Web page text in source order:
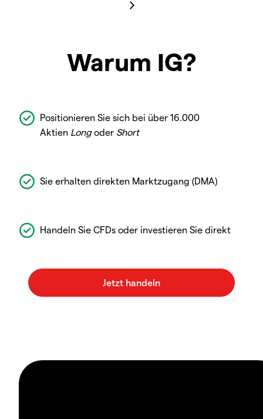
Warum IG?
Positionieren Sie sich bei über 16.000
Aktien Longoder Short
Sie erhalten direkten Marktzugang (DMA)
Handeln Sie CFDs oder investieren Sie direkt